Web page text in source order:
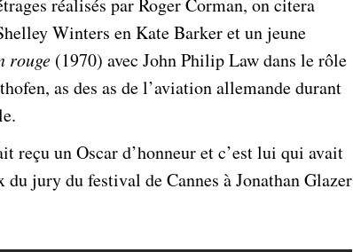
réalisés par Roger Corman, on citera
Winters en Kate Barker et un jeune
rouge (1970) avec John Philip Law dans le rôle
as des as de l’aviation allemande durant
reçu un Oscar d’honneur et c’est lui qui avait
jury du festival de Cannes à Jonathan Glazer